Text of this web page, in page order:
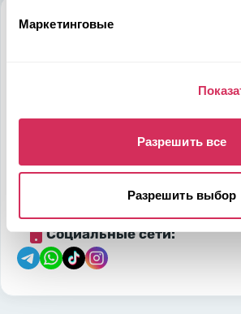
Маркетинговые
Разрешить все
Разрешить выбор
Алматы
Социальные сети: